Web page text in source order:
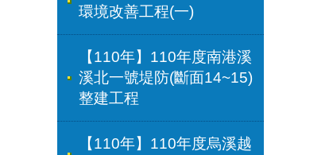
環境改善工程(一)
【110年】110年度南港溪
溪北一號堤防(斷面14~15)
整建工程
【110年】110年度烏溪越